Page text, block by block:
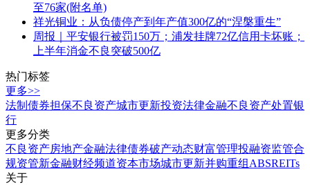
至76家(附名单)
祥光铜业：从负债停产到年产值300亿的“涅槃重生”
周报｜平安银行被罚150万；浦发挂牌72亿信用卡坏账；
上半年消金不良突破500亿
热门标签
更多>>
法制 债券担保不良资产城市更新投资法律金融不良资产处置银
行
更多分类
不良资产房地产金融法律债券破产动态财富管理投融资监管合
规资管新金融财经频道资本市场城市更新并购重组 ABSREITs
关于